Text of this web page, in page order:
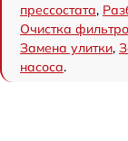
прессостата,
Очистка
Замена улитки,
насоса.